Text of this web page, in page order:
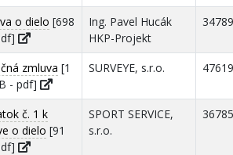
o dielo [698
Ing. Pavel Hucák
HKP-Projekt
zmluva [1
- pdf]
SURVEYE, s.r.o.
č. 1 k
o dielo [91
SPORT SERVICE,
s.r.o.